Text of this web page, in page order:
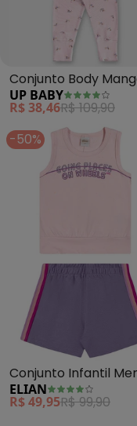
Conjunto Body
Curta e Calça
Cachorrinho (Rosa
Candy)
UP BABY
R$ 38,46R$ 109,90
-50%
Conjunto Infantil
Sport (Rosa)
ELIAN
R$ 49,95R$ 99,90